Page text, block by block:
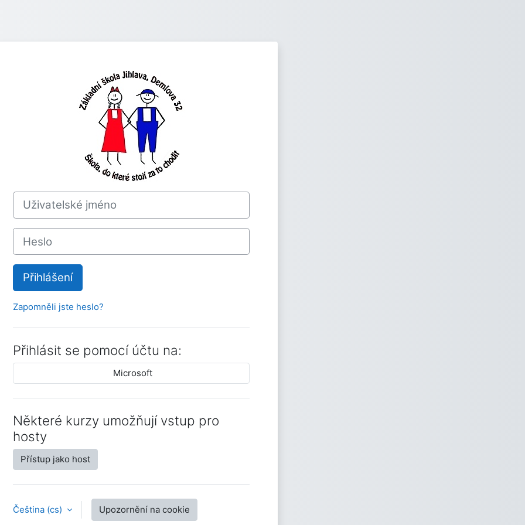
Přihlášení do MOODLE - vzdělávací portál ZŠ
Uživatelské jméno
Heslo
Přihlášení
Zapomněli jste heslo?
Přihlásit se pomocí účtu na:
Microsoft
Některé kurzy umožňují vstup pro
hosty
Přístup jako host
Čeština ‎(cs)‎ Upozornění na cookie